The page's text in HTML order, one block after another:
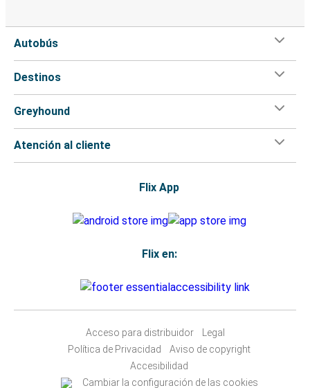
Autobús
Destinos
Greyhound
Atención al cliente
Flix App
Flix en:
Acceso para distribuidor
Legal
Política de Privacidad
Aviso de copyright
Accesibilidad
Cambiar la configuración de las cookies